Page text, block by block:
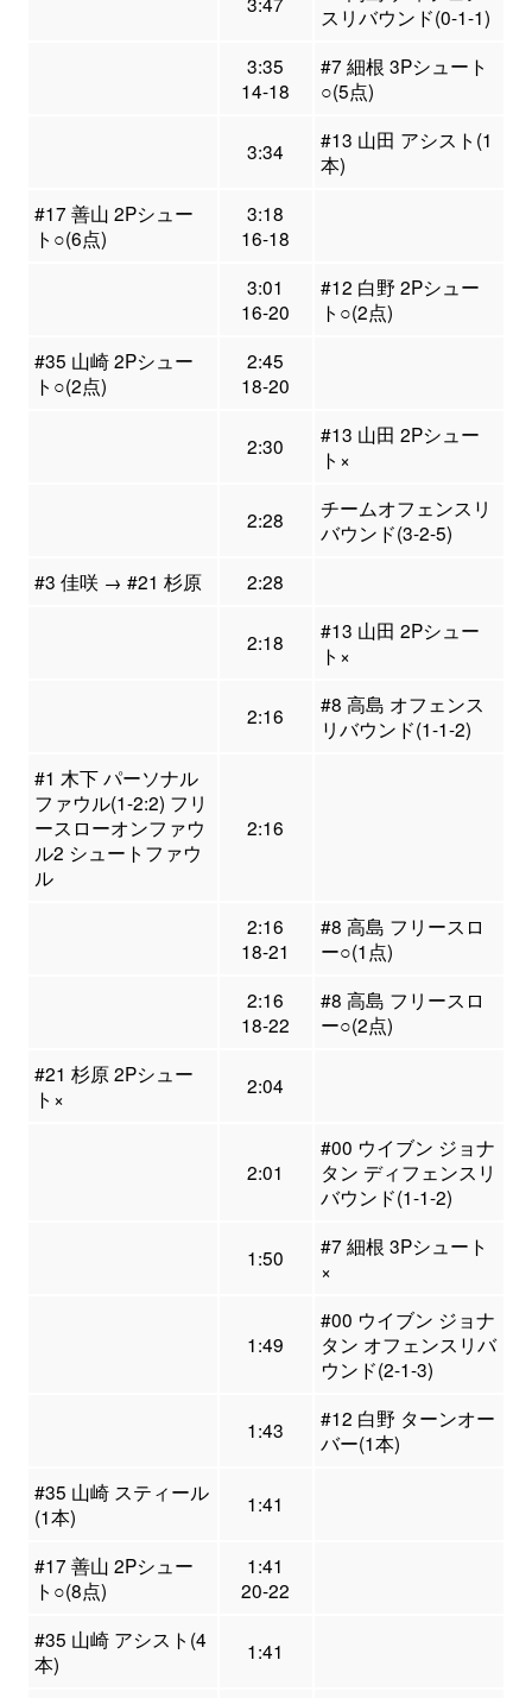
スリバウンド(0-1-1)
3:35
14-18
#7 細根 3Pシュート
○(5点)
3:34
#13 山田 アシスト(1
本)
#17 善山 2Pシュー
ト○(6点)
3:18
16-18
3:01
16-20
#12 白野 2Pシュー
ト○(2点)
#35 山崎 2Pシュー
ト○(2点)
2:45
18-20
2:30
#13 山田 2Pシュー
ト×
2:28
チームオフェンスリ
バウンド(3-2-5)
#3 佳咲 → #21 杉原
2:28
2:18
#13 山田 2Pシュー
ト×
2:16
#8 高島 オフェンス
リバウンド(1-1-2)
#1 木下 パーソナル
ファウル(1-2:2) フリ
ースローオンファウ
ル2 シュートファウ
ル
2:16
2:16
18-21
#8 高島 フリースロ
ー○(1点)
2:16
18-22
#8 高島 フリースロ
ー○(2点)
#21 杉原 2Pシュー
ト×
2:04
2:01
#00 ウイブン ジョナ
タン ディフェンスリ
バウンド(1-1-2)
1:50
#7 細根 3Pシュート
×
1:49
#00 ウイブン ジョナ
タン オフェンスリバ
ウンド(2-1-3)
1:43
#12 白野 ターンオー
バー(1本)
#35 山崎 スティール
(1本)
1:41
#17 善山 2Pシュー
ト○(8点)
1:41
20-22
#35 山崎 アシスト(4
本)
1:41